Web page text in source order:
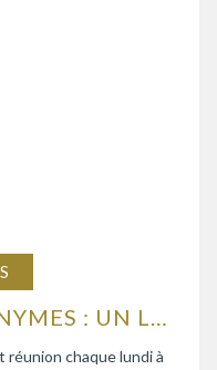
ALCOOLIQUES ANONYMES : UN LIEU D’ÉCOUTE ET D’ENTRAIDE
chaque lundi à